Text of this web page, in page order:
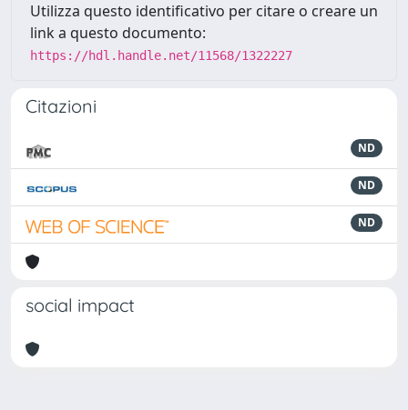
Utilizza questo identificativo per citare o creare un
link a questo documento:
https://hdl.handle.net/11568/1322227
Citazioni
ND
ND
ND
social impact